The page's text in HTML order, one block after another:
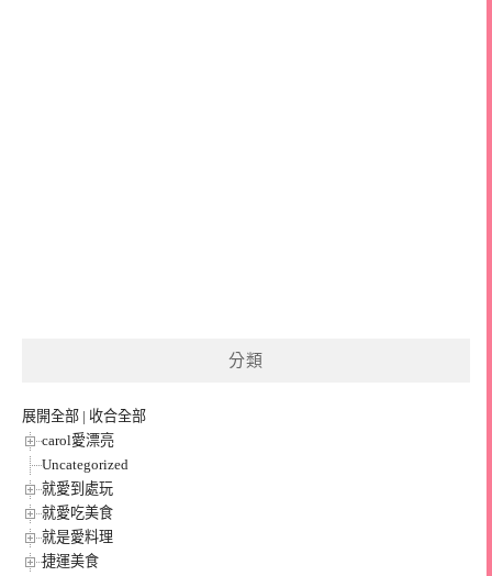
分類
展開全部 | 收合全部
carol愛漂亮
Uncategorized
就愛到處玩
就愛吃美食
就是愛料理
捷運美食